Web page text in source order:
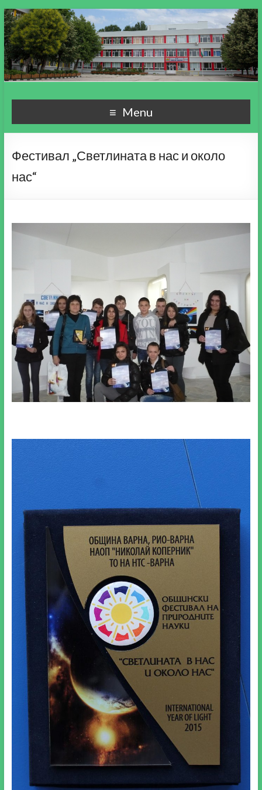
СУ "Пейо Кр. Яворов"
гр. Варна
Училище, мой свят чудесен!
Menu
Фестивал „Светлината в нас и около
нас“